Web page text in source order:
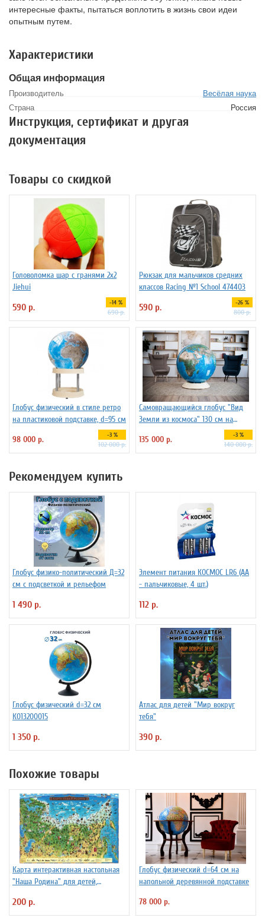
интересные факты, пытаться воплотить в жизнь свои идеи
опытным путем.
Характеристики
Общая информация
Производитель
Весёлая наука
Страна
Россия
Инструкция, сертификат и другая
документация
Товары со скидкой
Головоломка шар с гранями 2х2
Jiehui
590 р. -14 %
690 р.
Рюкзак для мальчиков средних
классов Racing №1 School 474403
590 р. -26 %
800 р.
Глобус физический в стиле ретро
на пластиковой подставке, d=95 см
98 000 р.
-3 %
102 000 р.
Самовращающийся глобус "Вид
Земли из космоса" 130 см на
135 000 р. -3 %
140 000 р.
Рекомендуем купить
Глобус физико-политический Д=32
см с подсветкой и рельефом
1 490 р.
Элемент питания КОСМОС LR6 (АА
- пальчиковые, 4 шт.)
112 р.
Глобус физический d=32 см
К013200015
1 350 р.
Атлас для детей "Мир вокруг
тебя"
390 р.
Похожие товары
Карта интерактивная настольная
"Наша Родина" для детей,
200 р.
Глобус физический d=64 см на
напольной деревянной подставке
78 000 р.